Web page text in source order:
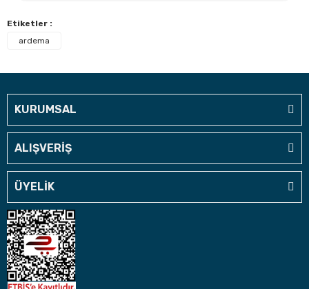
Etiketler :
ardema
KURUMSAL
ALIŞVERİŞ
ÜYELİK